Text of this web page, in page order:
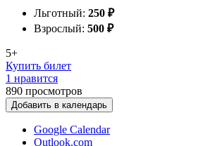
Льготный: 250 ₽
Взрослый: 500 ₽
5+
Купить билет
1 нравится
890 просмотров
Добавить в календарь
Google Calendar
Outlook.com